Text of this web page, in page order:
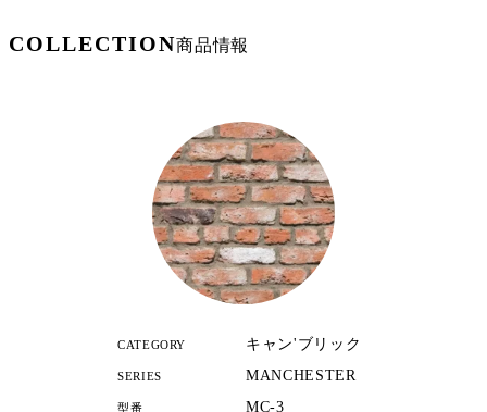
COLLECTION商品情報
CATEGORY キャン'ブリック
SERIES MANCHESTER
型番 MC-3